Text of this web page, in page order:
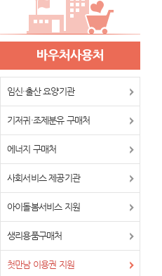
임신·출산 요양기관
기저귀·조제분유 구매처
에너지 구매처
사회서비스 제공기관
아이돌봄서비스 지원
생리용품구매처
첫만남 이용권 지원